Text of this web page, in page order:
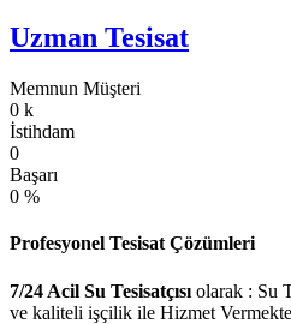
Uzman Tesisat
Memnun Müşteri
0 k
İstihdam
0
Başarı
0 %
Profesyonel Tesisat Çözümleri
7/24 Acil Su Tesisatçısı olarak : Su
ve kaliteli işçilik ile Hizmet